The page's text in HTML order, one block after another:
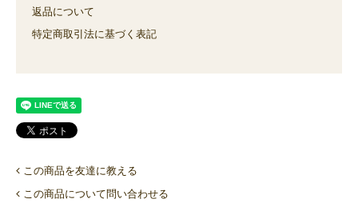
返品について
特定商取引法に基づく表記
この商品を友達に教える
この商品について問い合わせる